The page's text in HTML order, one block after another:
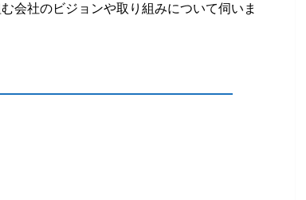
会社のビジョンや取り組みについて伺いま